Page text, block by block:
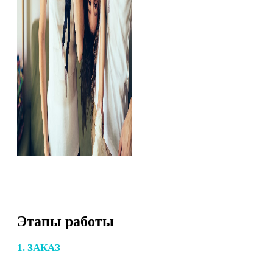
Этапы работы
1. ЗАКАЗ